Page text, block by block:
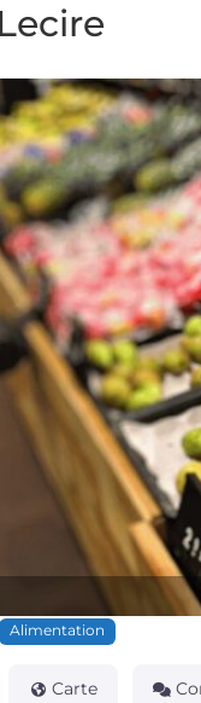
Alimentation
Carte